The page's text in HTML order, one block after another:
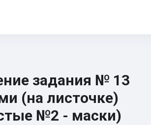
задания № 13
(на листочке)
№2 - маски)